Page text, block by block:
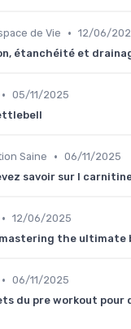
de Vie • 12/06/
étanchéité et
• 05/11/2025
Saine • 06/11/2025
savoir sur l
• 12/06/2025
the ultimate
• 06/11/2025
du pre workout pour